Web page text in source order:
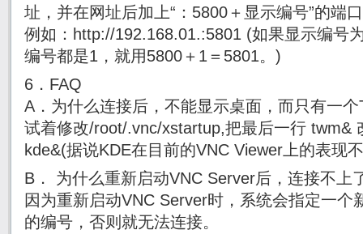
址，并在网址后加上“：5800＋显示编号”的端
例如：http://192.168.01.:5801 (如果显示编号
编号都是1，就用5800＋1＝5801。)
6．FAQ
A．为什么连接后，不能显示桌面，而只有一个
试着修改/root/.vnc/xstartup,把最后一行 twm&
kde&(据说KDE在目前的VNC Viewer上的表现
B． 为什么重新启动VNC Server后，连接不上
因为重新启动VNC Server时，系统会指定一个
的编号，否则就无法连接。